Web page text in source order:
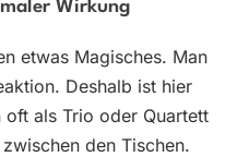
Wirkung
etwas Magisches. Man
Deshalb ist hier
als Trio oder Quartett
den Tischen.